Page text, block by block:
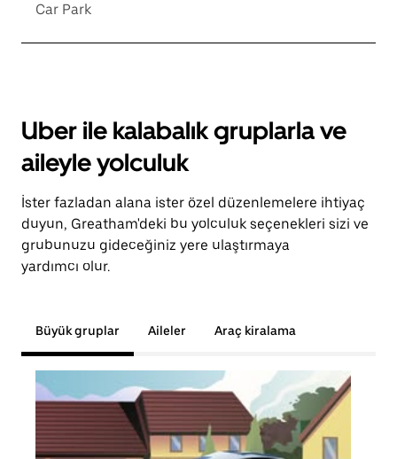
Car Park
Uber ile kalabalık gruplarla ve
aileyle yolculuk
İster fazladan alana ister özel düzenlemelere ihtiyaç
duyun, Greatham'deki bu yolculuk seçenekleri sizi ve
grubunuzu gideceğiniz yere ulaştırmaya
yardımcı olur.
Büyük gruplar Aileler Araç kiralama